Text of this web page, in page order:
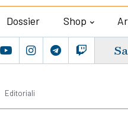
Dossier Shop
Editoriali